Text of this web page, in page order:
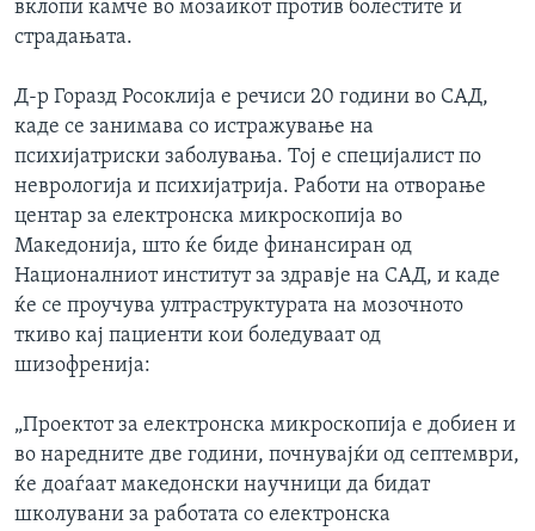
вклопи камче во мозаикот против болестите и
страдањата.
Д-р Горазд Росоклија е речиси 20 години во САД,
каде се занимава со истражување на
психијатриски заболувања. Тој е специјалист по
неврологија и психијатрија. Работи на отворање
центар за електронска микроскопија во
Македонија, што ќе биде финансиран од
Националниот институт за здравје на САД, и каде
ќе се проучува ултраструктурата на мозочното
ткиво кај пациенти кои боледуваат од
шизофренија:
„Проектот за електронска микроскопија е добиен и
во наредните две години, почнувајќи од септември,
ќе доаѓаат македонски научници да бидат
школувани за работата со електронска